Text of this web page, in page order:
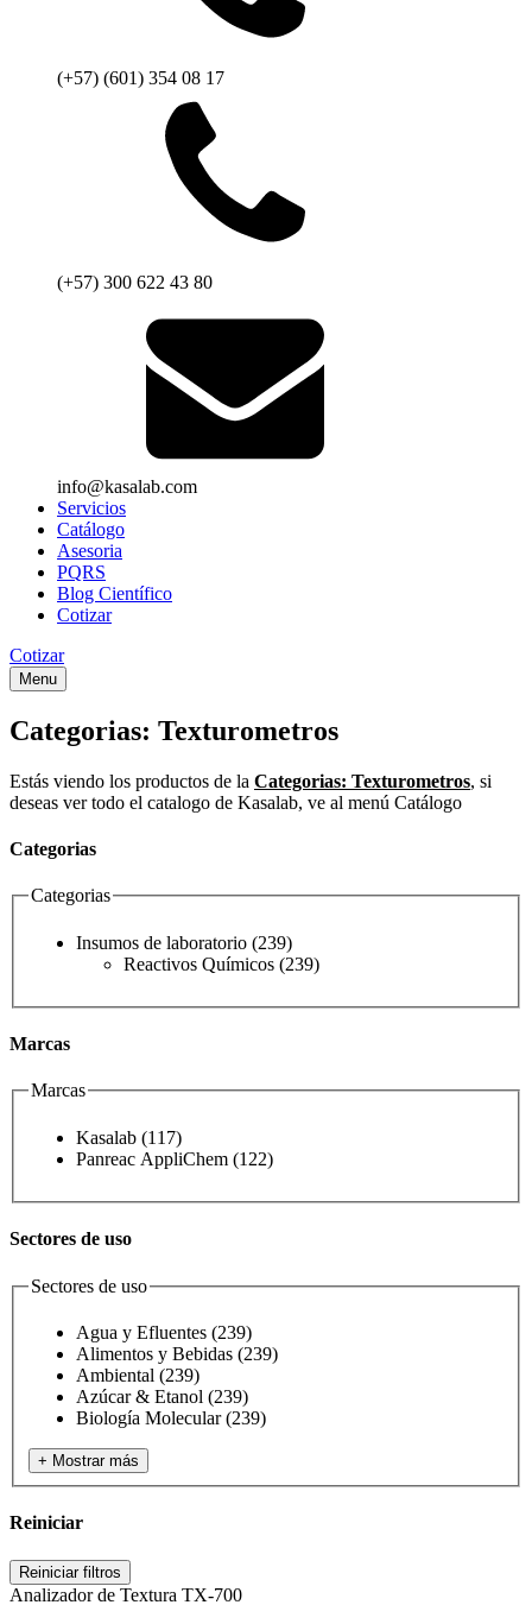
(+57) (601) 354 08 17
(+57) 300 622 43 80
info@kasalab.com
Servicios
Catálogo
Asesoria
PQRS
Blog Científico
Cotizar
Cotizar
Menu
Categorias: Texturometros
Estás viendo los productos de la Categorias: Texturometros, si
deseas ver todo el catalogo de Kasalab, ve al menú Catálogo
Categorias
Categorias
Insumos de laboratorio (239)
Reactivos Químicos (239)
Marcas
Marcas
Kasalab (117)
Panreac AppliChem (122)
Sectores de uso
Sectores de uso
Agua y Efluentes (239)
Alimentos y Bebidas (239)
Ambiental (239)
Azúcar & Etanol (239)
Biología Molecular(239)
+ Mostrar más
Reiniciar
Reiniciar filtros
Analizador de Textura TX-700